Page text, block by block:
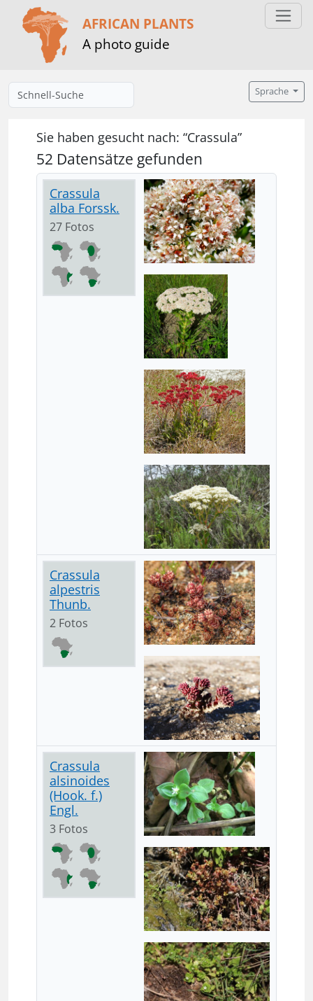
AFRICAN PLANTS
A photo guide
Sprache
Sie haben gesucht nach: “Crassula”
52 Datensätze gefunden
Crassula
alba Forssk.
27 Fotos
Crassula
alpestris
Thunb.
2 Fotos
Crassula
alsinoides
(Hook. f.)
Engl.
3 Fotos